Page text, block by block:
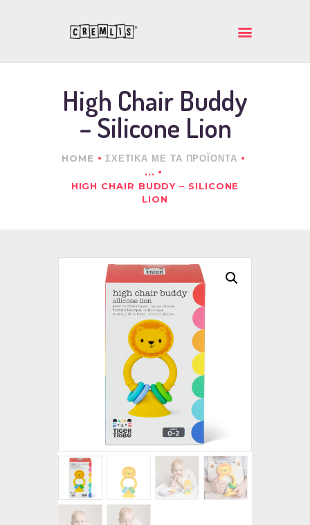
High Chair Buddy
– Silicone Lion
HOME
ΣΧΕΤΙΚΑ ΜΕ ΤΑ ΠΡΟΪΟΝΤΑ
...
HIGH CHAIR BUDDY – SILICONE
LION
ΚΡΕΜΛΗΣ ΙΚΕ
ΑΡΧΙΚΗ
ΕΤΑΙΡΕΙΑ
ΕΠΙΚΟΙΝΩΝΙΑ